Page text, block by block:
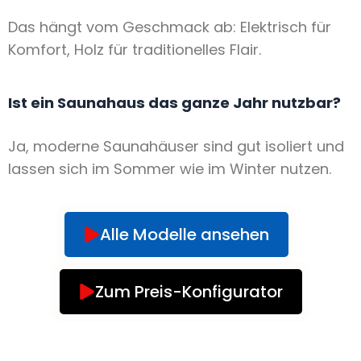
Das hängt vom Geschmack ab: Elektrisch für
Komfort, Holz für traditionelles Flair.
Ist ein Saunahaus das ganze Jahr nutzbar?
Ja, moderne Saunahäuser sind gut isoliert und
lassen sich im Sommer wie im Winter nutzen.
Alle Modelle ansehen
Zum Preis-Konfigurator